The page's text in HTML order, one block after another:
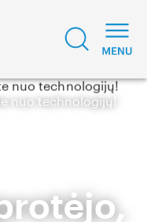
nuo technologijų!